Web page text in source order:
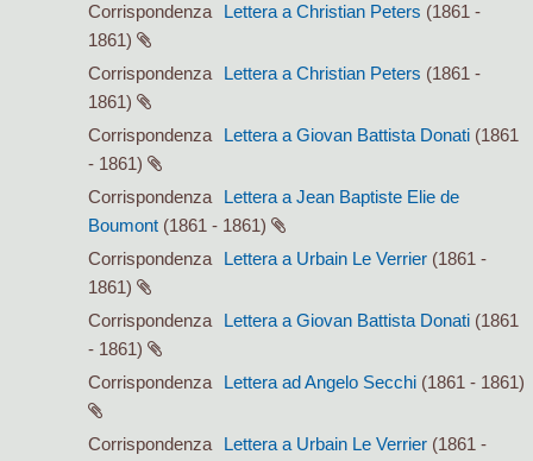
Corrispondenza Lettera a Christian Peters (1861 -
1861)
Corrispondenza
Lettera a Christian Peters (1861 -
1861)
Corrispondenza
Lettera a Giovan Battista Donati (1861
- 1861)
Corrispondenza
Lettera a Jean Baptiste Elie de
Boumont (1861 - 1861)
Corrispondenza
Lettera a Urbain Le Verrier (1861 -
1861)
Corrispondenza
Lettera a Giovan Battista Donati (1861
- 1861)
Corrispondenza
Lettera ad Angelo Secchi (1861 - 1861)
Corrispondenza Lettera a Urbain Le Verrier (1861 -